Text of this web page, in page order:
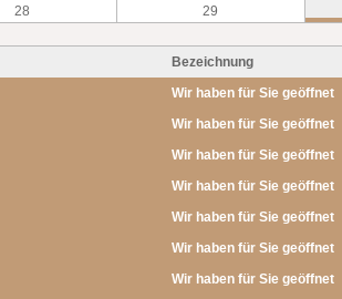
28 29
Bezeichnung
Wir haben für Sie geöffnet
Wir haben für Sie geöffnet
Wir haben für Sie geöffnet
Wir haben für Sie geöffnet
Wir haben für Sie geöffnet
Wir haben für Sie geöffnet
Wir haben für Sie geöffnet